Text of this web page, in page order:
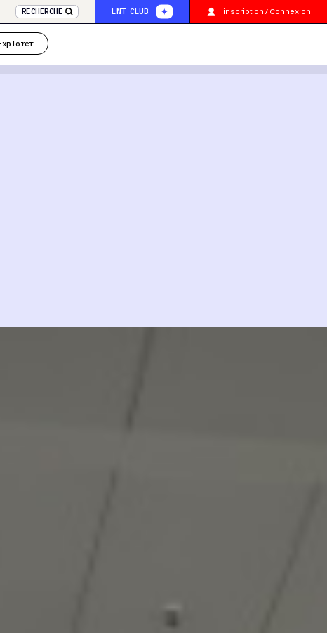
RECHERCHE LNT CLUB inscription / Connexion